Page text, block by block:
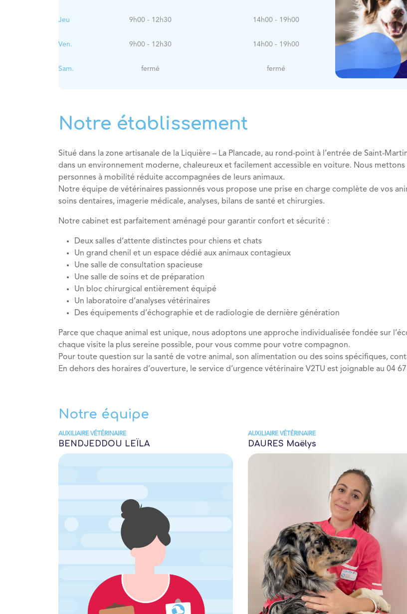
Jeu 9h00 - 12h30 14h00 - 19h00
Ven. 9h00 - 12h30 14h00 - 19h00
Sam. fermé fermé
Notre établissement
Situé dans la zone artisanale de la Liquière – La Plancade, au rond-point à l’entrée de Saint-
dans un environnement moderne, chaleureux et facilement accessible en voiture. Nous
personnes à mobilité réduite accompagnées de leurs animaux.
Notre équipe de vétérinaires passionnés vous propose une prise en charge complète de vos
soins dentaires, imagerie médicale, analyses, bilans de santé et chirurgies.
Notre cabinet est parfaitement aménagé pour garantir confort et sécurité :
Deux salles d’attente distinctes pour chiens et chats
Un grand chenil et un espace dédié aux animaux contagieux
Une salle de consultation spacieuse
Une salle de soins et de préparation
Un bloc chirurgical entièrement équipé
Un laboratoire d’analyses vétérinaires
Des équipements d’échographie et de radiologie de dernière génération
Parce que chaque animal est unique, nous adoptons une approche individualisée fondée sur
chaque visite la plus sereine possible, pour vous comme pour votre compagnon.
Pour toute question sur la santé de votre animal, son alimentation ou des soins spécifiques,
En dehors des horaires d’ouverture, le service d’urgence vétérinaire V2TU est joignable au 04
Notre équipe
AUXILIAIRE VÉTÉRINAIRE
BENDJEDDOU LEÏLA
AUXILIAIRE VÉTÉRINAIRE
DAURES Maëlys